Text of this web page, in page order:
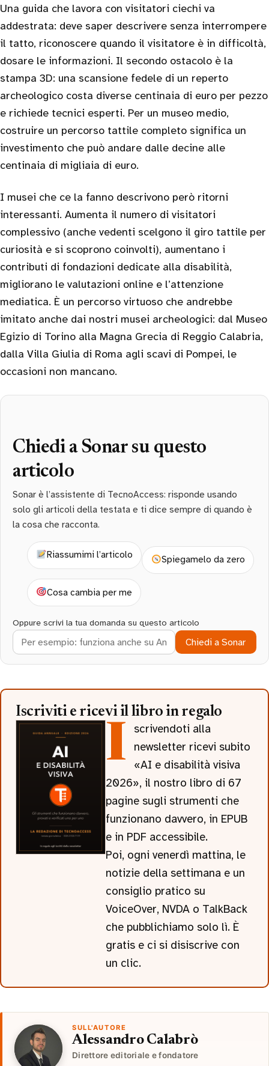
Una guida che lavora con visitatori ciechi va
addestrata: deve saper descrivere senza interrompere
il tatto, riconoscere quando il visitatore è in difficoltà,
dosare le informazioni. Il secondo ostacolo è la
stampa 3D: una scansione fedele di un reperto
archeologico costa diverse centinaia di euro per pezzo
e richiede tecnici esperti. Per un museo medio,
costruire un percorso tattile completo significa un
investimento che può andare dalle decine alle
centinaia di migliaia di euro.
I musei che ce la fanno descrivono però ritorni
interessanti. Aumenta il numero di visitatori
complessivo (anche vedenti scelgono il giro tattile per
curiosità e si scoprono coinvolti), aumentano i
contributi di fondazioni dedicate alla disabilità,
migliorano le valutazioni online e l’attenzione
mediatica. È un percorso virtuoso che andrebbe
imitato anche dai nostri musei archeologici: dal Museo
Egizio di Torino alla Magna Grecia di Reggio Calabria,
dalla Villa Giulia di Roma agli scavi di Pompei, le
occasioni non mancano.
Chiedi a Sonar su questo
articolo
Sonar è l’assistente di TecnoAccess: risponde usando
solo gli articoli della testata e ti dice sempre di quando è
la cosa che racconta.
Riassumimi l’articolo Spiegamelo da zero
Cosa cambia per me
Oppure scrivi la tua domanda su questo articolo
Chiedi a Sonar
Iscriviti e ricevi il libro in regalo
Iscrivendoti alla
newsletter ricevi subito
«AI e disabilità visiva
2026», il nostro libro di 67
pagine sugli strumenti che
funzionano davvero, in EPUB
e in PDF accessibile.
Poi, ogni venerdì mattina, le
notizie della settimana e un
consiglio pratico su
VoiceOver, NVDA o TalkBack
che pubblichiamo solo lì. È
gratis e ci si disiscrive con
un clic.
SULL'AUTORE
Alessandro Calabrò
Direttore editoriale e fondatore